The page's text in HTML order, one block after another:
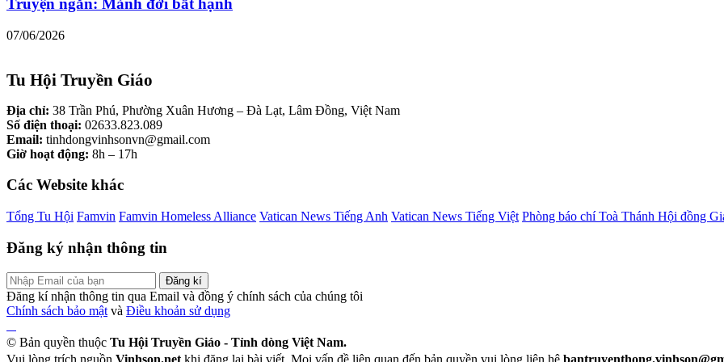
Truyện ngắn: Mảnh đời bất hạnh
07/06/2026
Tu Hội Truyền Giáo
Địa chỉ: 38 Trần Phú, Phường Xuân Hương – Đà Lạt, Lâm Đồng, Việt Nam
Số điện thoại: 02633.823.089
Email: tinhdongvinhsonvn@gmail.com
Giờ hoạt động: 8h – 17h
Các Website khác
Tổng Tu Hội Famvin Famvin Homeless Alliance Vatican News Tiếng Anh Vatican News Tiếng Việt Phòng báo chí Toà Thánh Hội đồng
Đăng ký nhận thông tin
Đăng kí
Đăng kí nhận thông tin qua Email và đồng ý chính sách của chúng tôi
Chính sách bảo mật và Điều khoản sử dụng
© Bản quyền thuộc Tu Hội Truyền Giáo - Tỉnh dòng Việt Nam.
Vui lòng trích nguồn Vinhson.net khi đăng lại bài viết. Mọi vấn đề liên quan đến bản quyền vui lòng liên hệ